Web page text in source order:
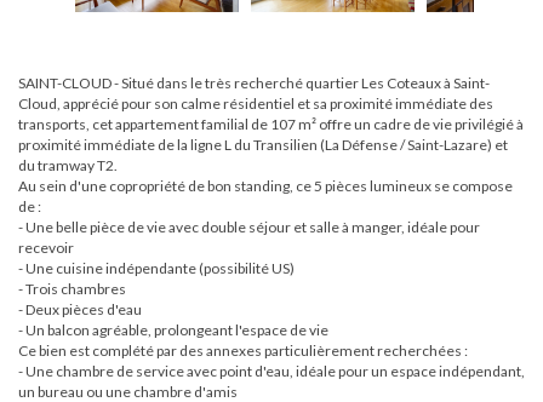
SAINT-CLOUD - Situé dans le très recherché quartier Les Coteaux à Saint-
Cloud, apprécié pour son calme résidentiel et sa proximité immédiate des
transports, cet appartement familial de 107 m² offre un cadre de vie privilégié à
proximité immédiate de la ligne L du Transilien (La Défense / Saint-Lazare) et
du tramway T2.
Au sein d'une copropriété de bon standing, ce 5 pièces lumineux se compose
de :
- Une belle pièce de vie avec double séjour et salle à manger, idéale pour
recevoir
- Une cuisine indépendante (possibilité US)
- Trois chambres
- Deux pièces d'eau
- Un balcon agréable, prolongeant l'espace de vie
Ce bien est complété par des annexes particulièrement recherchées :
- Une chambre de service avec point d'eau, idéale pour un espace indépendant,
un bureau ou une chambre d'amis